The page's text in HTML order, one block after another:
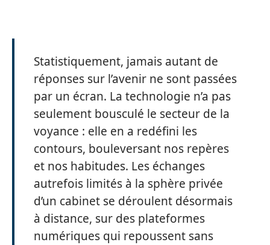
Statistiquement, jamais autant de
réponses sur l’avenir ne sont passées
par un écran. La technologie n’a pas
seulement bousculé le secteur de la
voyance : elle en a redéfini les
contours, bouleversant nos repères
et nos habitudes. Les échanges
autrefois limités à la sphère privée
d’un cabinet se déroulent désormais
à distance, sur des plateformes
numériques qui repoussent sans